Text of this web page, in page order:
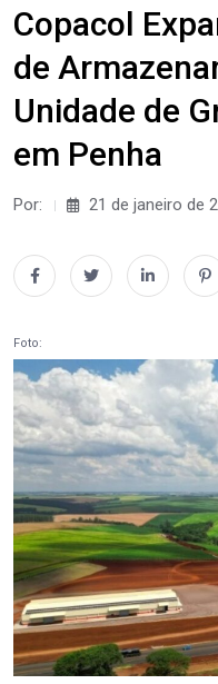
Copacol
de
Unidade de
em Penha
Por: 21 de janeiro de
Foto: